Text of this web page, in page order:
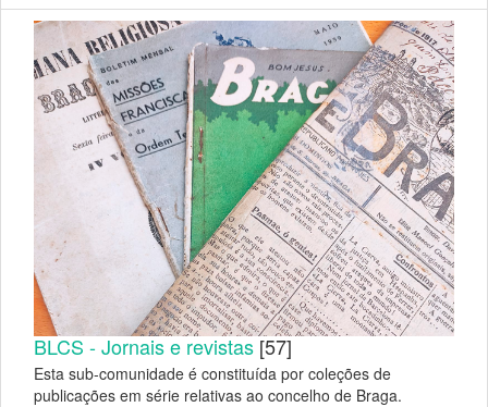
BLCS - Jornais e revistas[57]
Esta sub-comunidade é constituída por coleções de
publicações em série relativas ao concelho de Braga.